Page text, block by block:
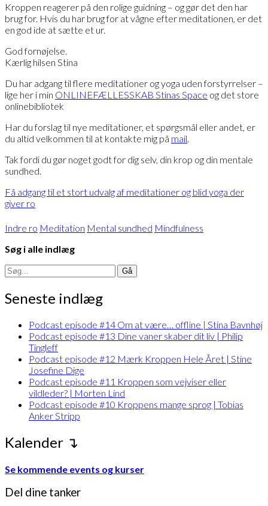
Kroppen reagerer på den rolige guidning – og gør det den har
brug for. Hvis du har brug for at vågne efter meditationen, er det
en god ide at sætte et ur.
God fornøjelse.
Kærlig hilsen Stina
Du har adgang til flere meditationer og yoga uden forstyrrelser –
lige her i min ONLINEFÆLLESSKAB Stinas Space og det store
onlinebibliotek
Har du forslag til nye meditationer, et spørgsmål eller andet, er
du altid velkommen til at kontakte mig på mail.
Tak fordi du gør noget godt for dig selv, din krop og din mentale
sundhed.
Få adgang til et stort udvalg af meditationer og blid yoga der
giver ro
Indre ro Meditation Mental sundhed Mindfulness
Søg i alle indlæg
Search
for:
Seneste indlæg
Podcast episode #14 Om at være… offline | Stina Bavnhøj
Podcast episode #13 Dine vaner skaber dit liv | Philip
Tingleff
Podcast episode #12 Mærk Kroppen Hele Året | Stine
Josefine Dige
Podcast episode #11 Kroppen som vejviser eller
vildleder? | Morten Lind
Podcast episode #10 Kroppens mange sprog | Tobias
Anker Stripp
Kalender ↴
Se kommende events og kurser
Del dine tanker